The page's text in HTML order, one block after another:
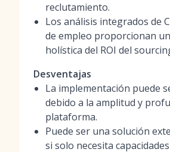
reclutamiento.
Los análisis integrados de
de empleo proporcionan
holística del ROI del
Desventajas
La implementación puede
debido a la amplitud y
plataforma.
Puede ser una solución
si solo necesita